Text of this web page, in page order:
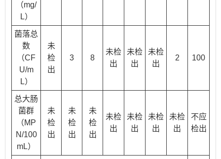
（mg/
L）
菌落总
数
（CF
U/m
L）
未
检
出
3 8
未检
出
未检
出
未检
出
2 100
总大肠
菌群
（MP
N/100
mL）
未
检
出
未
检
出
未
检
出
未检
出
未检
出
未检
出
未检
出
不应
检出